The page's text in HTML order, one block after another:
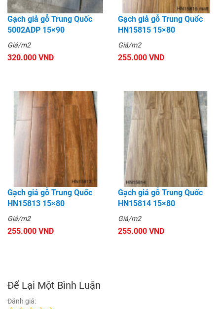
Gạch giả gỗ Trung Quốc
5002ADP 15×90
Giá/m2
320.000 VND
Gạch giả gỗ Trung Quốc
HN15815 15×80
Giá/m2
255.000 VND
Gạch giả gỗ Trung Quốc
HN15813 15×80
Giá/m2
255.000 VND
Gạch giả gỗ Trung Quốc
HN15814 15×80
Giá/m2
255.000 VND
Để Lại Một Bình Luận
Đánh giá: